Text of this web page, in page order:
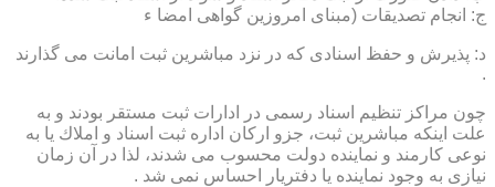
ج: انجام تصدیقات (مبنای امروزین گواهی امضا ء
د: پذیرش و حفظ اسنادی كه در نزد مباشرین ثبت امانت می گذارند
.
چون مراكز تنظیم اسناد رسمی در ادارات ثبت مستقر بودند و به
علت اینكه مباشرین ثبت، جزو اركان اداره ثبت اسناد و املاك یا به
نوعی كارمند و نماینده دولت محسوب می شدند، لذا در آن زمان
نیازی به وجود نماینده یا دفتریار احساس نمی شد .